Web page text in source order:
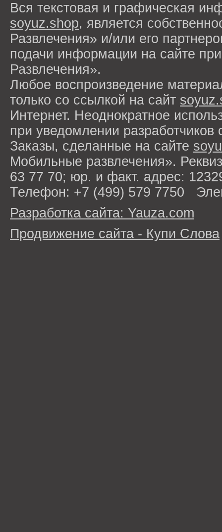
Вся текстовая и графическая
soyuz.shop, является
Развлечения» и/или его
подачи информации на сайте
Развлечения».
Любое воспроизведение
только со ссылкой на сайт
Интернет. Неоднократное
при уведомлении разработчиков
Заказы, сделанные на сайте
Мобильные развлечения».
63 77 70; юр. и факт. адрес:
Телефон: +7 (499) 579 7750
Разработка сайта: Yauza.com
Продвижение сайта - Купи Слова